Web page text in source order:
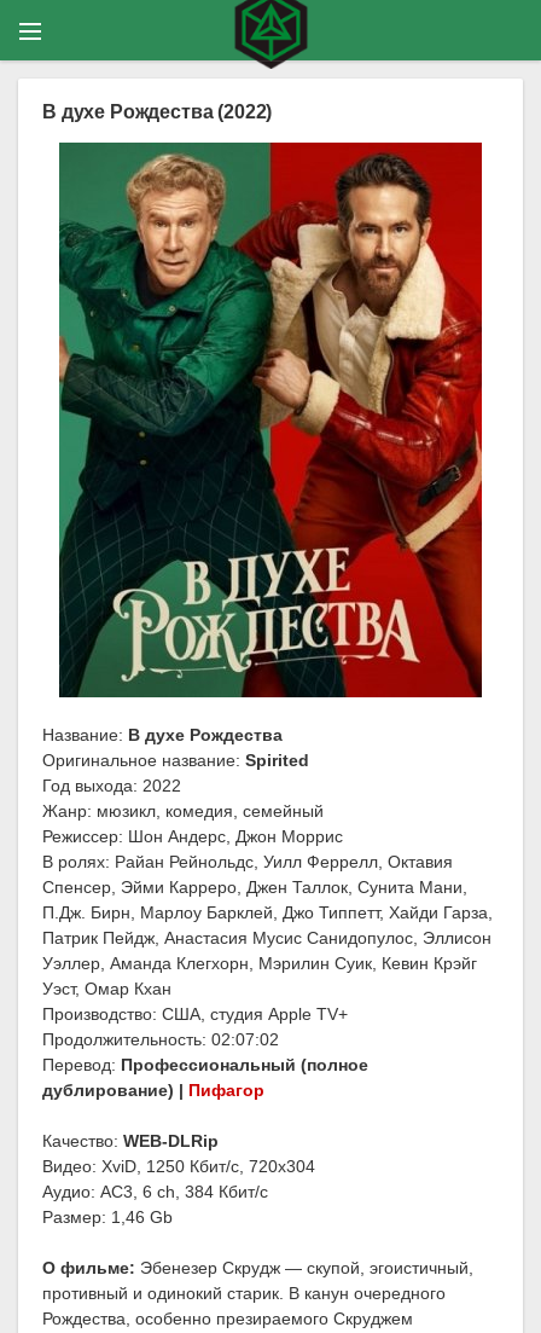
В духе Рождества (2022)
Название: В духе Рождества
Оригинальное название: Spirited
Год выхода: 2022
Жанр: мюзикл, комедия, семейный
Режиссер: Шон Андерс, Джон Моррис
В ролях: Райан Рейнольдс, Уилл Феррелл, Октавия
Спенсер, Эйми Карреро, Джен Таллок, Сунита Мани,
П.Дж. Бирн, Марлоу Барклей, Джо Типпетт, Хайди Гарза,
Патрик Пейдж, Анастасия Мусис Санидопулос, Эллисон
Уэллер, Аманда Клегхорн, Мэрилин Суик, Кевин Крэйг
Уэст, Омар Кхан
Производство: США, студия Apple TV+
Продолжительность: 02:07:02
Перевод: Профессиональный (полное
дублирование) | Пифагор
Качество: WEB-DLRip
Видео: XviD, 1250 Кбит/с, 720x304
Аудио: AC3, 6 ch, 384 Кбит/с
Размер: 1,46 Gb
О фильме: Эбенезер Скрудж — скупой, эгоистичный,
противный и одинокий старик. В канун очередного
Рождества, особенно презираемого Скруджем